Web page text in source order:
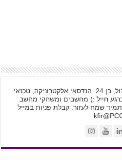
כפיר אבוטבול, בן 24. הנדסאי אלקטרוניקה, טכנאי
חייל :) מחשבים ומשחקי מחשב
שמח לעזור. קבלת פניות במייל